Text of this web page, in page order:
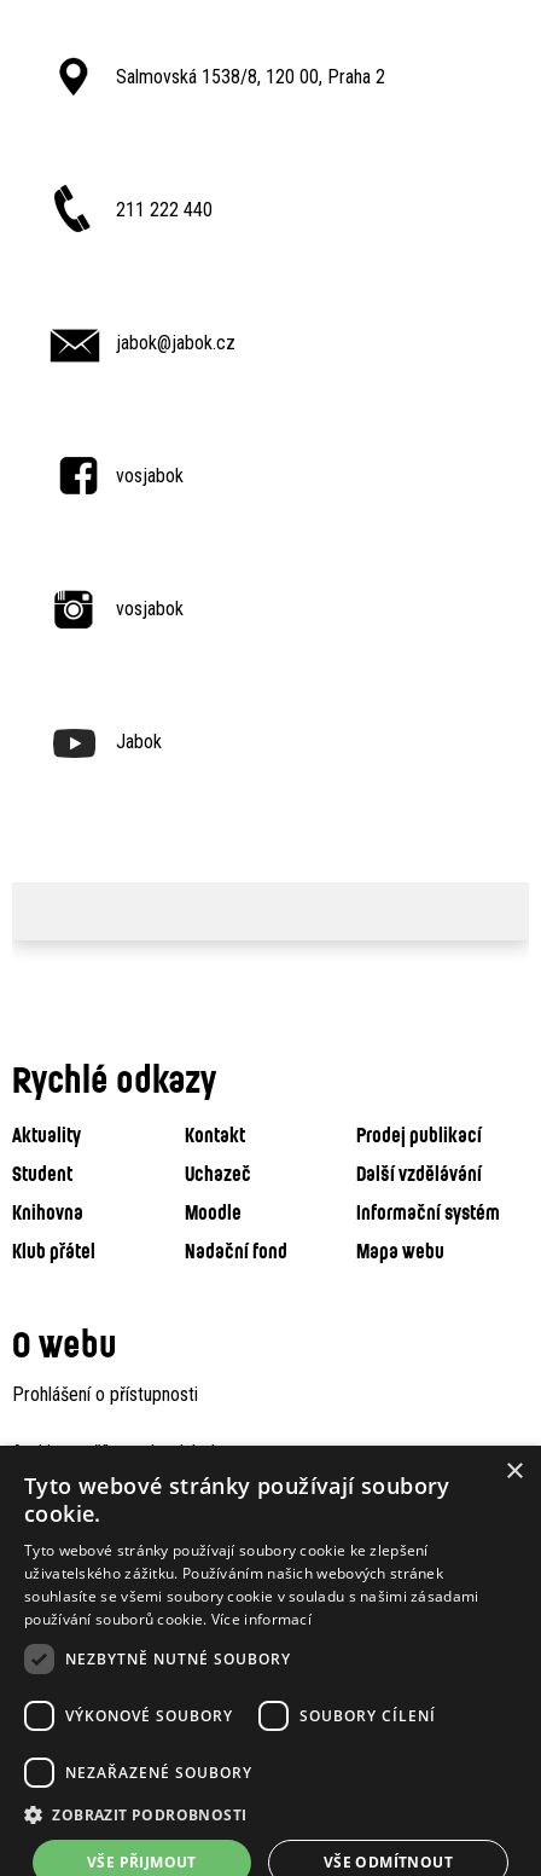
Salmovská 1538/8, 120 00, Praha 2
211 222 440
jabok@jabok.cz
vosjabok
vosjabok
Jabok
Rychlé odkazy
Aktuality Kontakt
Prodej publikací
Student
Uchazeč
Další vzdělávání
Knihovna
Moodle
Informační systém
Klub přátel
Nadační fond Mapa webu
O webu
Prohlášení o přístupnosti
Archiv staršího webu Jaboku
Podporují nás
×
Tyto webové stránky používají soubory
cookie.
Tyto webové stránky používají soubory cookie ke zlepšení
uživatelského zážitku. Používáním našich webových stránek
souhlasíte se všemi soubory cookie v souladu s našimi zásadami
používání souborů cookie. Více informací
NEZBYTNĚ NUTNÉ SOUBORY
VÝKONOVÉ SOUBORY SOUBORY CÍLENÍ
NEZAŘAZENÉ SOUBORY
ZOBRAZIT PODROBNOSTI
VŠE PŘIJMOUT VŠE ODMÍTNOUT